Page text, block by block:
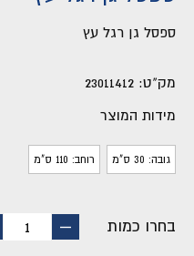
ספסל גן רגל עץ
מק"ט: 23011412
מידות המוצר
גובה: 30 ס"מ רוחב: 110 ס"מ
בחרו כמות
החסר
1